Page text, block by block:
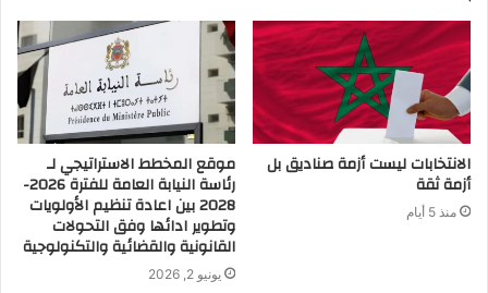
الانتخابات ليست أزمة صناديق بل
أزمة ثقة
منذ 5 أيام
موقع المخطط الاستراتيجي لـ
رئاسة النيابة العامة للفترة 2026-
2028 بين اعادة تنظيم الأولويات
وتطوير ادائها وفق التحولات
القانونية والقضائية والتكنولوجية
يونيو 2, 2026